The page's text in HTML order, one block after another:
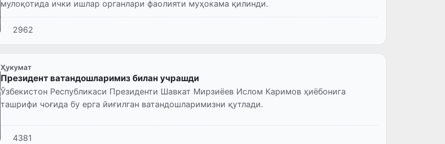
мулоқотида ички ишлар органлари фаолияти муҳокама қилинди.
2962
Ҳукумат
Президент ватандошларимиз билан учрашди
Ўзбекистон Республикаси Президенти Шавкат Мирзиёев Ислом Каримов ҳиёбонига
ташрифи чоғида бу ерга йиғилган ватандошларимизни қутлади.
4381